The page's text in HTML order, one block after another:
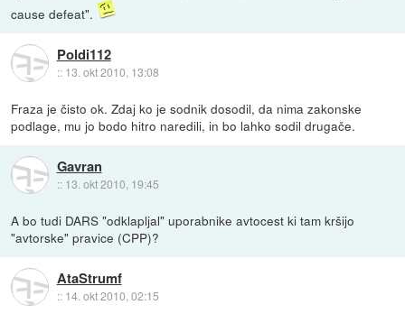
cause defeat".
Poldi112
:: 13. okt 2010, 13:08
Fraza je čisto ok. Zdaj ko je sodnik dosodil, da nima zakonske
podlage, mu jo bodo hitro naredili, in bo lahko sodil drugače.
Gavran
:: 13. okt 2010, 19:45
A bo tudi DARS "odklapljal" uporabnike avtocest ki tam kršijo
"avtorske" pravice (CPP)?
AtaStrumf
:: 14. okt 2010, 02:15